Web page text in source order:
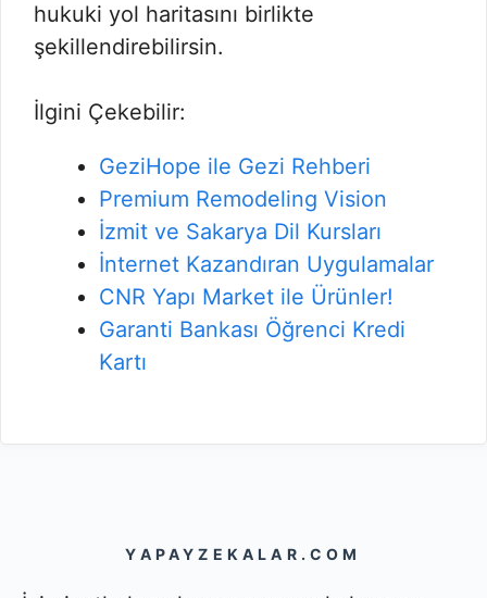
hukuki yol haritasını birlikte
şekillendirebilirsin.
İlgini Çekebilir:
GeziHope ile Gezi Rehberi
Premium Remodeling Vision
İzmit ve Sakarya Dil Kursları
İnternet Kazandıran Uygulamalar
CNR Yapı Market ile Ürünler!
Garanti Bankası Öğrenci Kredi
Kartı
YAPAYZEKALAR.COM